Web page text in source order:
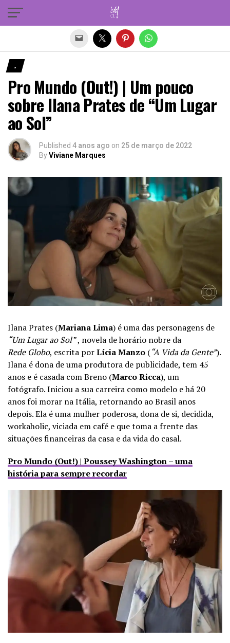
.
Pro Mundo (Out!) | Um pouco
sobre Ilana Prates de “Um Lugar
ao Sol”
Published 4 anos ago on 25 de março de 2022
ByViviane Marques
Ilana Prates (Mariana Lima) é uma das personagens de
“Um Lugar ao Sol”, novela de horário nobre da
Rede Globo, escrita porLícia Manzo (“A Vida da Gente”).
Ilana é dona de uma produtora de publicidade, tem 45
anos e é casada com Breno (Marco Ricca), um
fotógrafo.Iniciou a sua carreira como modelo e há 20
anos foi morar na Itália, retornando ao Brasil anos
depois. Ela é uma mulher poderosa, dona de si, decidida,
workaholic, viciada em café e que toma a frente das
situações financeiras da casa e da vida do casal.
Pro Mundo (Out!) | Poussey Washington – uma
história para sempre recordar
Sair da versão mobile